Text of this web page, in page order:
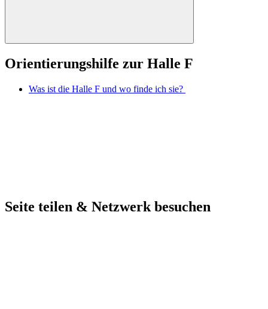
Orientierungshilfe zur Halle F
Was ist die Halle F und wo finde ich sie?
Seite teilen & Netzwerk besuchen